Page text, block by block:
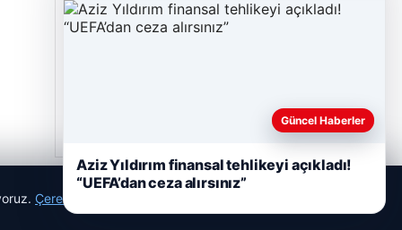
Çerez Politikamız
Güncel Haberler
Aziz Yıldırım finansal tehlikeyi açıkladı!
“UEFA’dan ceza alırsınız”